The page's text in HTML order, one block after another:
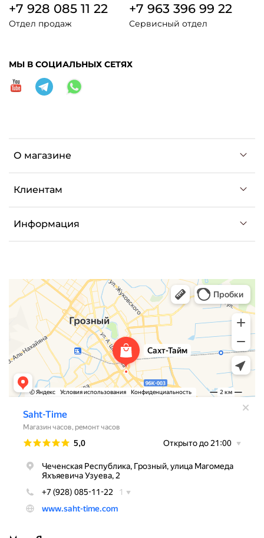
О магазине
Клиентам
Информация
+7 928 085 11 22
Отдел продаж
+7 963 396 99 22
Сервисный отдел
МЫ В СОЦИАЛЬНЫХ СЕТЯХ